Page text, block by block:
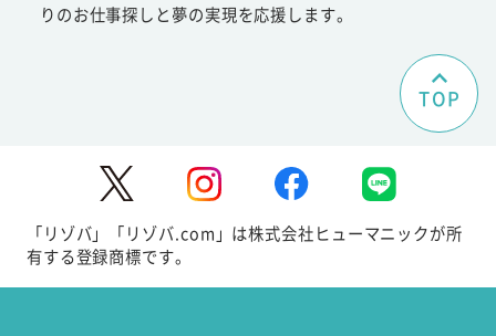
りのお仕事探しと夢の実現を応援します。
TOP
「リゾバ」「リゾバ.com」は株式会社ヒューマニックが所
有する登録商標です。